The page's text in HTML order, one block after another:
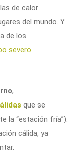
de calor
del mundo. Y
de los
severo.
,
que se
la “estación fría”).
cálida, ya